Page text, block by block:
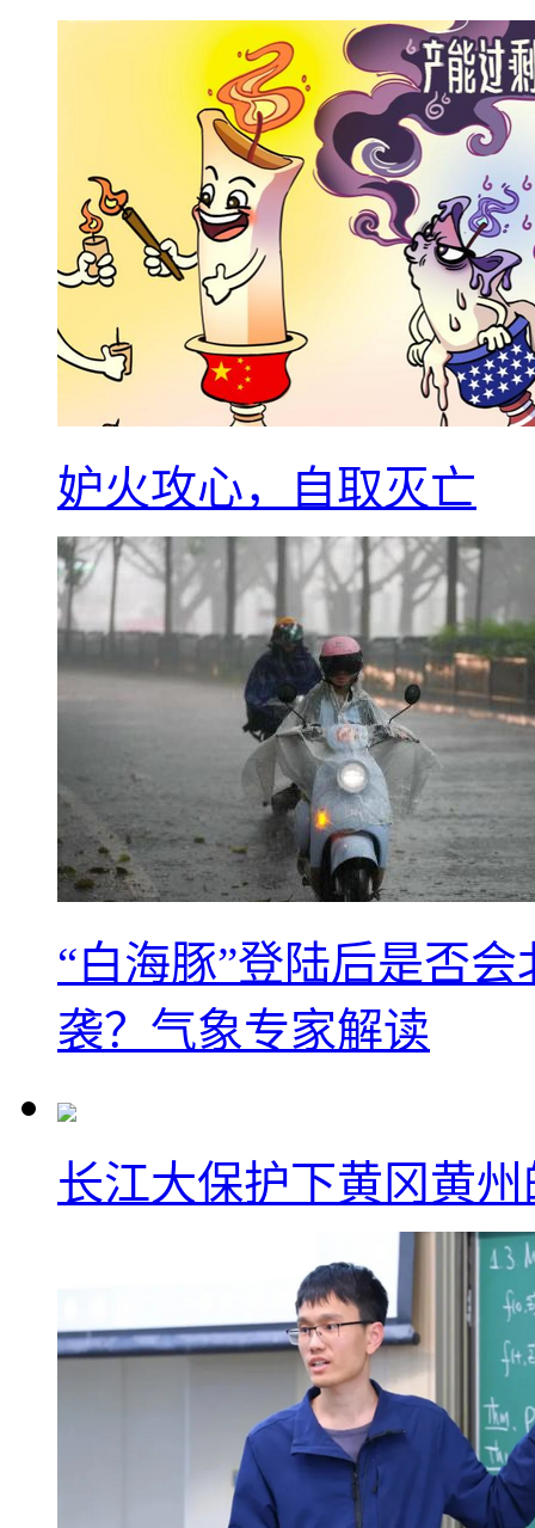
妒火攻心，自取灭亡
“白海豚”登陆后是否
袭？气象专家解读
长江大保护下黄冈黄